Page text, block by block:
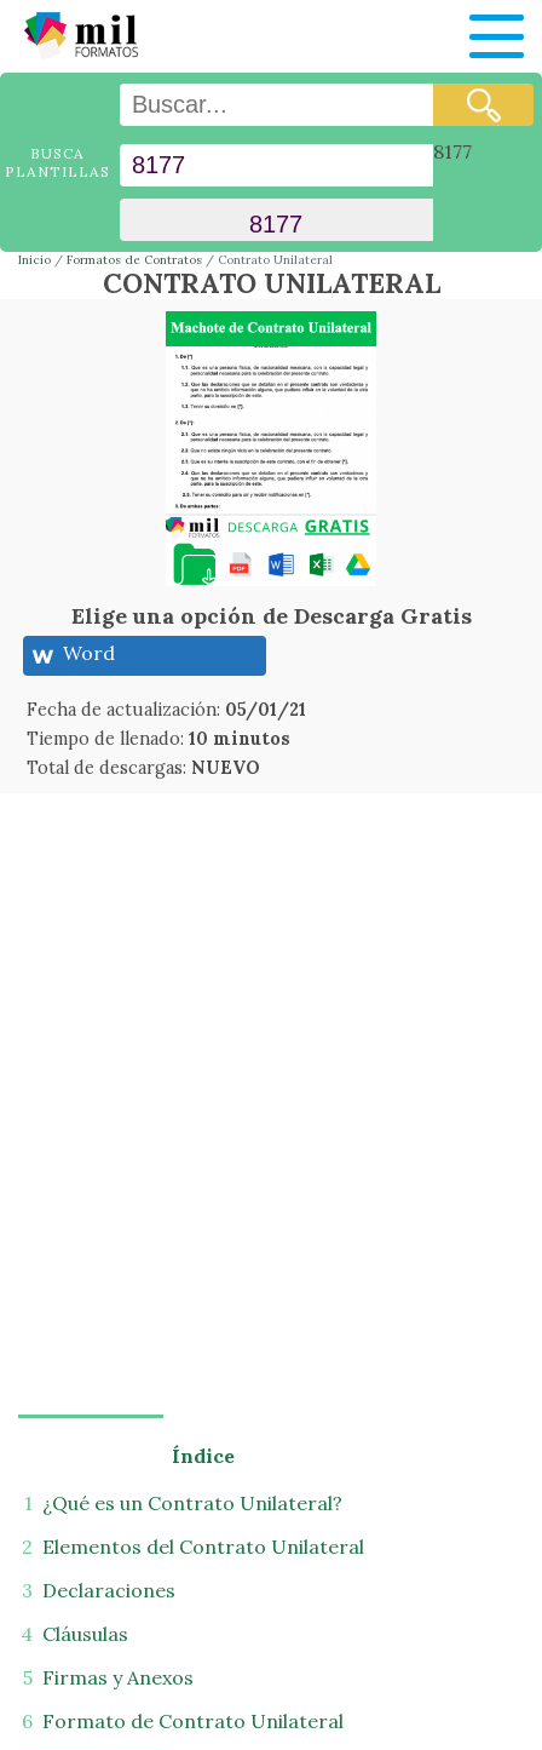
BUSCA
PLANTILLAS
8177
Inicio Formatos de Contratos Contrato Unilateral
CONTRATO UNILATERAL
Elige una opción de Descarga Gratis
Word
Fecha de actualización: 05/01/21
Tiempo de llenado:10 minutos
Total de descargas: NUEVO
Índice
¿Qué es un Contrato Unilateral?
Elementos del Contrato Unilateral
Declaraciones
Cláusulas
Firmas y Anexos
Formato de Contrato Unilateral